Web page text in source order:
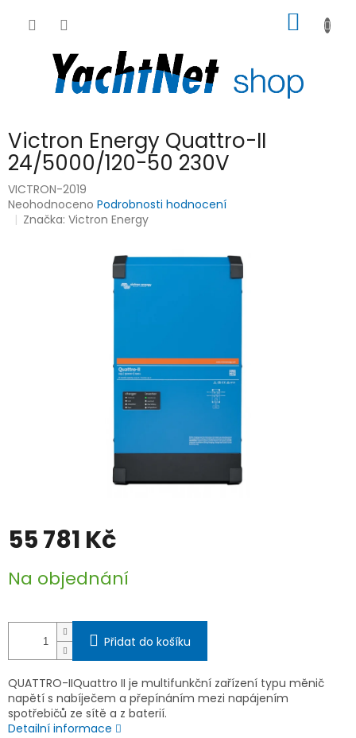
KOŠÍK
Victron Energy Quattro-II
24/5000/120-50 230V
VICTRON-2019
Průměrné
hodnocení
Neohodnoceno Podrobnosti hodnocení
Značka:Victron Energy
55 781 Kč
cena:
Na objednání
Přidat do košíku
QUATTRO-IIQuattro II je multifunkční zařízení typu měnič
napětí s nabíječem a přepínáním mezi napájením
spotřebičů ze sítě a z baterií.
Detailní informace